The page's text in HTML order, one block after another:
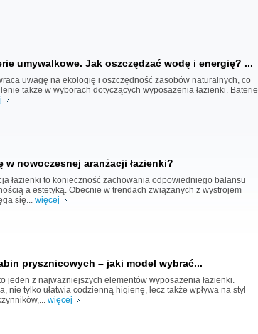
umywalkowe. Jak oszczędzać wodę i energię? ...
uwagę na ekologię i oszczędność zasobów naturalnych, co
także w wyborach dotyczących wyposażenia łazienki. Baterie
w nowoczesnej aranżacji łazienki?
łazienki to konieczność zachowania odpowiedniego balansu
a estetyką. Obecnie w trendach związanych z wystrojem
się... więcej
prysznicowych – jaki model wybrać...
jeden z najważniejszych elementów wyposażenia łazienki.
nie tylko ułatwia codzienną higienę, lecz także wpływa na styl
więcej